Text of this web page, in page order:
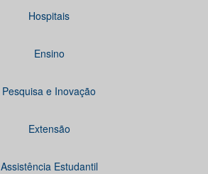
Hospitais
Ensino
Pesquisa e Inovação
Extensão
Assistência Estudantil